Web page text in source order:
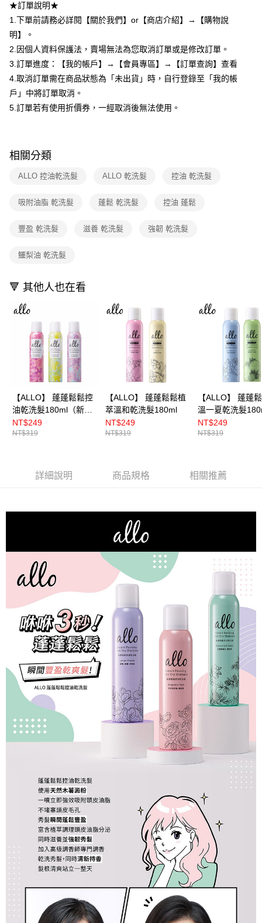
AFTEE先享後付
相關說明
【關於「AFTEE先享後付」】
AFTEE先享後付是「在收到商品之後才付款」的支付方式。 讓您購物簡單
便利好安心！
１．簡單：不需註冊會員、不需綁卡、不需儲值。
２．便利：只要手機號碼，簡訊認證，即可結帳。
【「AFTEE先享後付」結帳流程】
３．收到繳費通知簡訊後14天內，點擊此簡訊中的連結，可透過四大超商／
ATM／網路銀行／等多元方式進行付款，方視為交易完成。
※ 請注意：結帳手續完成當下不需立刻繳費，但若您需要取消訂單，請聯絡
購買商品的店家。未經商家同意取消之訂單仍視為有效，需透過AFTEE先享
※ 交易是否成功請以「AFTEE先享後付 」之結帳頁面顯示為準，若有關於
客戶支援中心」
https://netprotections.freshdesk.com/support/home
１．透過由恩沛科技股份有限公司提供之「AFTEE先享後付」服務完成之交
２．關於個人資料處理事宜，請瀏覽以下網址：
３．未成年的使用者請事先徵得法定代理人或監護人之同意方可使用
「AFTEE先享後付」，若未經同意申辦者引起之損失，本公司不負相關責
４．使用「AFTEE先享後付」時，將依據個別帳號之用戶狀況，依本公司即
時審查核予不同之上限額度；若仍有額度不足之情形，本公司將視審查結果
請求用戶進行身份認證。
５．嚴禁一人註冊多個帳號或使用他人資訊註冊。若發現惡意使用之情形，
恩沛科技股份有限公司將有權停止該用戶之使用額度並採取法律行動。
全家取貨付款
每筆NT$80，滿NT$599(含以上)免運費
每筆NT$80，滿NT$599(含以上)免運費
付款後7-11取貨
每筆NT$90，滿NT$599(含以上)免運費
★訂單說明★
1.下單前請務必詳閱【關於我們】or【商店介紹】→【購物說
明】。
2.因個人資料保護法，賣場無法為您取消訂單或是修改訂單。
3.訂單進度：【我的帳戶】→【會員專區】→【訂單查詢】查看
4.取消訂單需在商品狀態為「未出貨」時，自行登錄至「我的帳
戶」中將訂單取消。
5.訂單若有使用折價券，一經取消後無法使用。
相關分類
ALLO 控油乾洗髮 ALLO 乾洗髮 控油 乾洗髮
吸附油脂 乾洗髮 蓬鬆 乾洗髮 控油 蓬鬆
豐盈 乾洗髮 滋養 乾洗髮 強韌 乾洗髮
鱷梨油 乾洗髮
🔻 其他人也在看
【ALLO】 蓬蓬鬆鬆控
油乾洗髮180ml（新裝
上市）
NT$249
NT$319
【ALLO】 蓬蓬鬆鬆植
萃溫和乾洗髮180ml
NT$249
NT$319
【ALLO】 蓬蓬
溫一夏乾洗髮
NT$249
NT$319
詳細說明 商品規格 相關推薦